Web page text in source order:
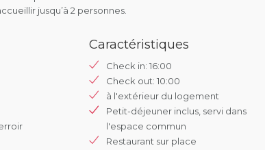
jusqu’à 2 personnes.
Caractéristiques
Check in: 16:00
Check out: 10:00
à l'extérieur du logement
Petit-déjeuner inclus, servi dans
l'espace commun
Restaurant sur place